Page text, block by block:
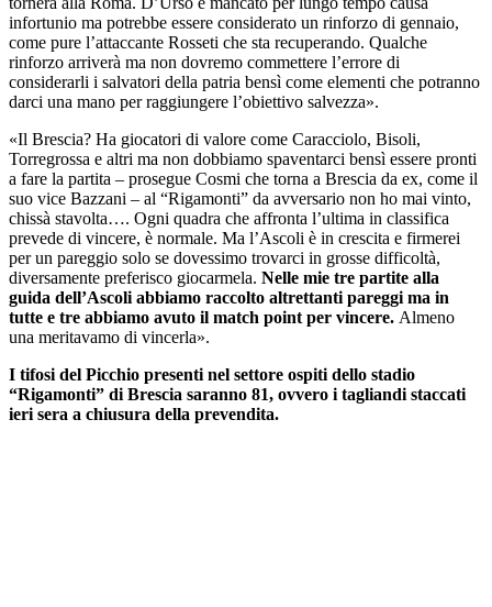
infortunio ma potrebbe essere considerato un rinforzo di gennaio,
come pure l’attaccante Rosseti che sta recuperando. Qualche
rinforzo arriverà ma non dovremo commettere l’errore di
considerarli i salvatori della patria bensì come elementi che potranno
darci una mano per raggiungere l’obiettivo salvezza».
«Il Brescia? Ha giocatori di valore come Caracciolo, Bisoli,
Torregrossa e altri ma non dobbiamo spaventarci bensì essere pronti
a fare la partita – prosegue Cosmi che torna a Brescia da ex, come il
suo vice Bazzani – al “Rigamonti” da avversario non ho mai vinto,
chissà stavolta…. Ogni quadra che affronta l’ultima in classifica
prevede di vincere, è normale. Ma l’Ascoli è in crescita e firmerei
per un pareggio solo se dovessimo trovarci in grosse difficoltà,
diversamente preferisco giocarmela. Nelle mie tre partite alla
guida dell’Ascoli abbiamo raccolto altrettanti pareggi ma in
tutte e tre abbiamo avuto il match point per vincere. Almeno
una meritavamo di vincerla».
I tifosi del Picchio presenti nel settore ospiti dello stadio
“Rigamonti” di Brescia saranno 81, ovvero i tagliandi staccati
ieri sera a chiusura della prevendita.